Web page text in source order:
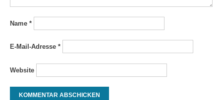
Name *
E-Mail-Adresse *
Website